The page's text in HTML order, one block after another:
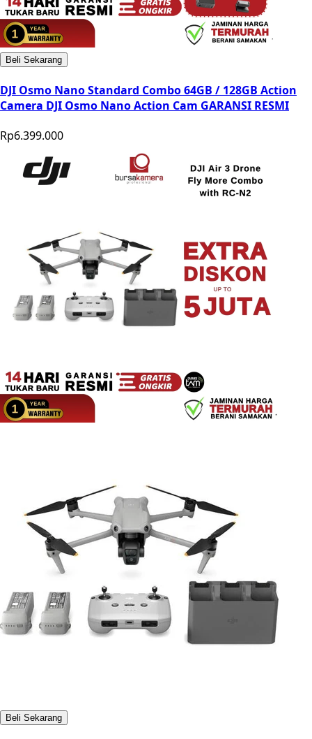
Beli Sekarang
DJI Osmo Nano Standard Combo 64GB / 128GB Action
Camera DJI Osmo Nano Action Cam GARANSI RESMI
Rp6.399.000
Beli Sekarang